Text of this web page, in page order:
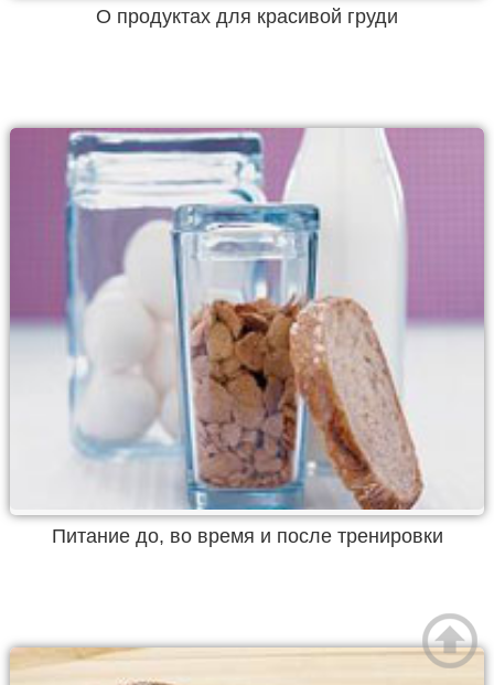
О продуктах для красивой груди
Питание до, во время и после тренировки